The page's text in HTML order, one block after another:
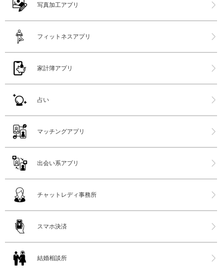
写真加工アプリ
フィットネスアプリ
家計簿アプリ
占い
マッチングアプリ
出会い系アプリ
チャットレディ事務所
スマホ決済
結婚相談所